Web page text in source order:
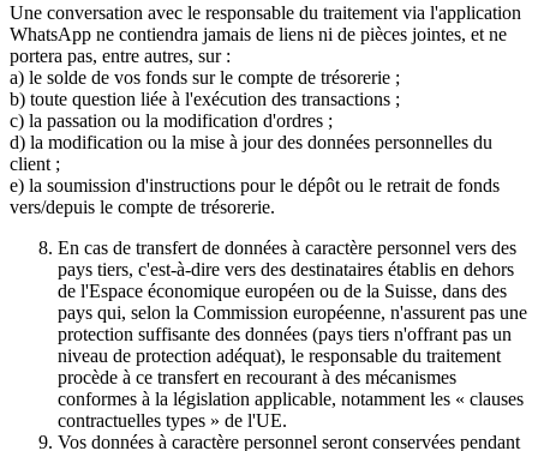
Une conversation avec le responsable du traitement via l'application
WhatsApp ne contiendra jamais de liens ni de pièces jointes, et ne
portera pas, entre autres, sur :
a) le solde de vos fonds sur le compte de trésorerie ;
b) toute question liée à l'exécution des transactions ;
c) la passation ou la modification d'ordres ;
d) la modification ou la mise à jour des données personnelles du
client ;
e) la soumission d'instructions pour le dépôt ou le retrait de fonds
vers/depuis le compte de trésorerie.
En cas de transfert de données à caractère personnel vers des
pays tiers, c'est-à-dire vers des destinataires établis en dehors
de l'Espace économique européen ou de la Suisse, dans des
pays qui, selon la Commission européenne, n'assurent pas une
protection suffisante des données (pays tiers n'offrant pas un
niveau de protection adéquat), le responsable du traitement
procède à ce transfert en recourant à des mécanismes
conformes à la législation applicable, notamment les « clauses
contractuelles types » de l'UE.
Vos données à caractère personnel seront conservées pendant